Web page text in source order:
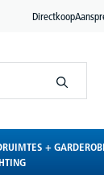
Directkoop
+